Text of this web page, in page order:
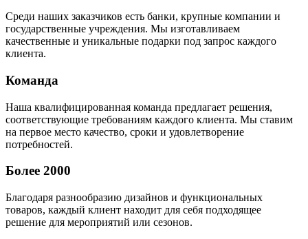
Среди наших заказчиков есть банки, крупные компании и
государственные учреждения. Мы изготавливаем
качественные и уникальные подарки под запрос каждого
клиента.
Команда
Наша квалифицированная команда предлагает решения,
соответствующие требованиям каждого клиента. Мы ставим
на первое место качество, сроки и удовлетворение
потребностей.
Более 2000
Благодаря разнообразию дизайнов и функциональных
товаров, каждый клиент находит для себя подходящее
решение для мероприятий или сезонов.